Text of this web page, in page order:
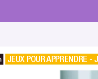
JEUX POUR APPRENDRE -